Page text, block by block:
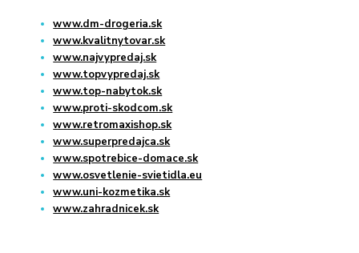
www.dm-drogeria.sk
www.kvalitnytovar.sk
www.najvypredaj.sk
www.topvypredaj.sk
www.top-nabytok.sk
www.proti-skodcom.sk
www.retromaxishop.sk
www.superpredajca.sk
www.spotrebice-domace.sk
www.osvetlenie-svietidla.eu
www.uni-kozmetika.sk
www.zahradnicek.sk